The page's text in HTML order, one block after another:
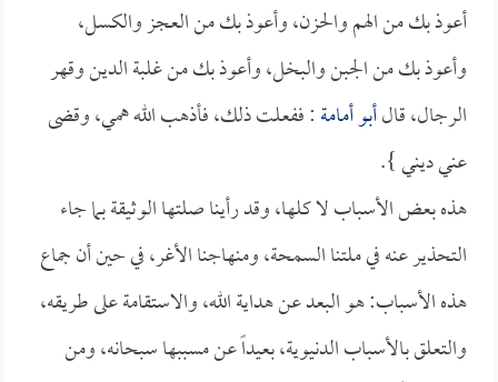
أعوذ بك من الهم والحزن، وأعوذ بك من العجز والكسل،
وأعوذ بك من الجبن والبخل، وأعوذ بك من غلبة الدين وقهر
الرجال، قالأبو أمامة: ففعلت ذلك، فأذهب الله همي، وقضى
عني ديني }.
هذه بعض الأسباب لا كلها، وقد رأينا صلتها الوثيقة بما جاء
التحذير عنه في ملتنا السمحة، ومنهاجنا الأغر، في حين أن جماع
هذه الأسباب: هو البعد عن هداية الله، والاستقامة على طريقه،
والتعلق بالأسباب الدنيوية، بعيداً عن مسببها سبحانه، ومن